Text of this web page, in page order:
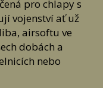
Králové
nikdy nic nemuseli řešit
pro obě strany. :-)
pro chlapy s
vojenství ať už
airsoftu ve
dobách a
nebo